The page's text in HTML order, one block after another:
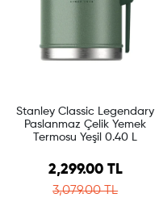
Stanley Classic Legendary
Paslanmaz Çelik Yemek
Termosu Yeşil 0.40 L
Sale price
2,299.00 TL
Regular price
3,079.00 TL